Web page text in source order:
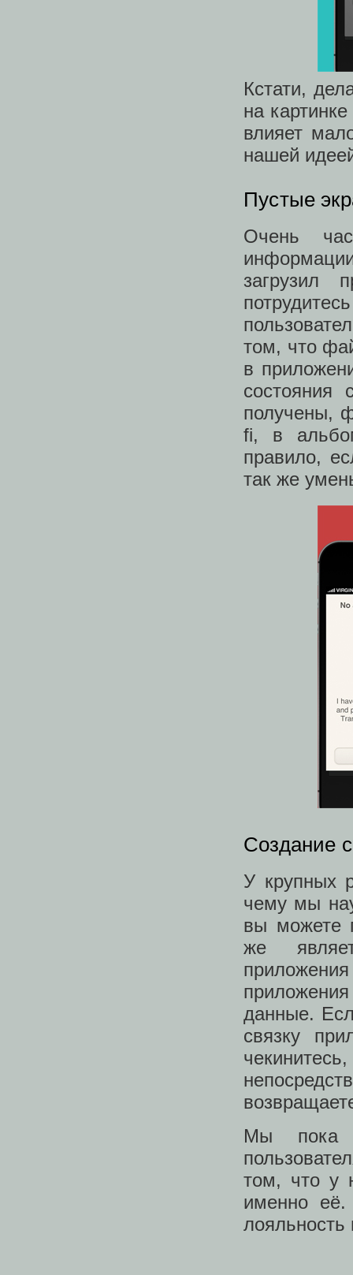
Кстати,
на
влияет
нашей
Пустые
Очень
загрузил
том, что
в
получены,
fi, в
правило,
так же
Создание
У крупных
чему мы
вы можете
же
приложения
данные.
связку
Мы пока
том, что у
именно её.
лояльность